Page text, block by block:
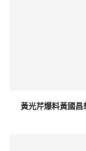
黃光芹爆料黃國